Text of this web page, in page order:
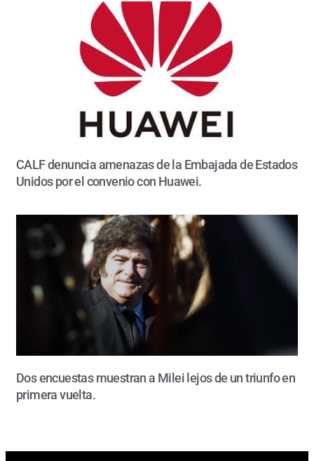
CALF denuncia amenazas de la Embajada de Estados
Unidos por el convenio con Huawei.
Dos encuestas muestran a Milei lejos de un triunfo en
primera vuelta.